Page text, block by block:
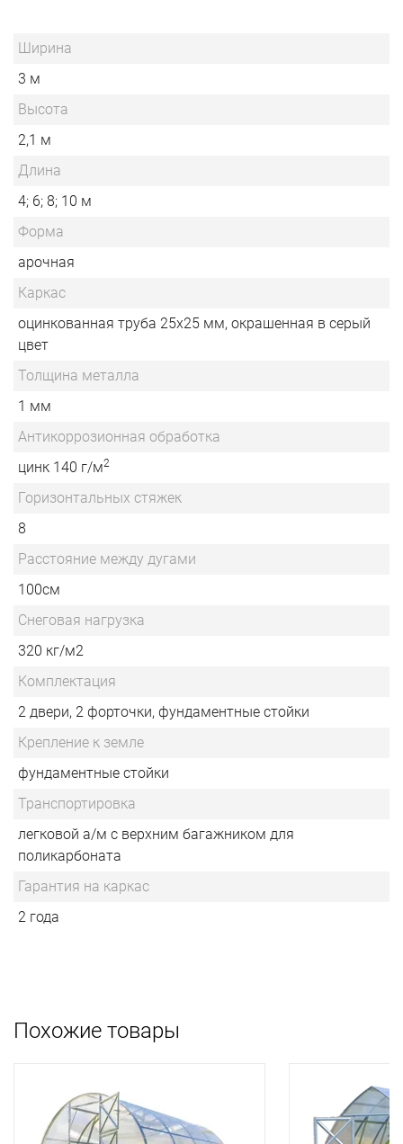
Ширина
3 м
Высота
2,1 м
Длина
4; 6; 8; 10 м
Форма
арочная
Каркас
оцинкованная труба 25х25 мм, окрашенная в серый
цвет
Толщина металла
1 мм
Антикоррозионная обработка
цинк 140 г/м2
Горизонтальных стяжек
8
Расстояние между дугами
100см
Снеговая нагрузка
320 кг/м2
Комплектация
2 двери, 2 форточки, фундаментные стойки
Крепление к земле
фундаментные стойки
Транспортировка
легковой а/м с верхним багажником для
поликарбоната
Гарантия на каркас
2 года
Похожие товары